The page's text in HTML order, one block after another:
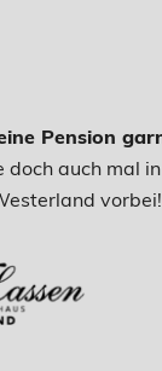
Pension
doch auch mal
vorbei!